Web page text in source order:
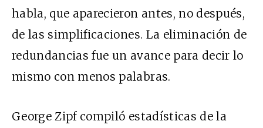
habla, que aparecieron antes, no después,
de las simplificaciones. La eliminación de
redundancias fue un avance para decir lo
mismo con menos palabras.
George Zipf compiló estadísticas de la